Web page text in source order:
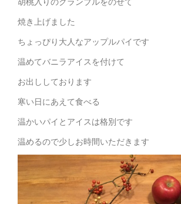
焼き上げました
ちょっぴり大人なアップルパイです
温めてバニラアイスを付けて
お出ししております
寒い日にあえて食べる
温かいパイとアイスは格別です
温めるので少しお時間いただきます